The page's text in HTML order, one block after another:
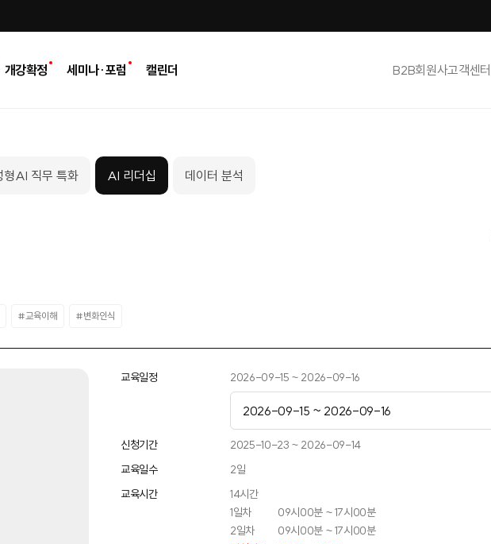
개강확정 세미나·포럼 캘린더 B2B회원사고객센터
형AI 직무 특화 AI 리더십 데이터 분석
#교육이해 #변화인식
교육일정 2026-09-15 ~ 2026-09-16
2026-09-15 ~ 2026-09-16
2026-09-15 ~ 2026-09-16
2026-11-02 ~ 2026-11-03
2026-12-28 ~ 2026-12-29
신청기간
2025-10-23 ~ 2026-09-14
교육일수
2일
교육시간
14시간
1일차
09시00분 ~ 17시00분
2일차
09시00분 ~ 17시00분